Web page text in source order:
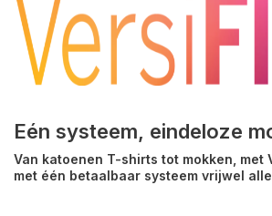
Eén systeem, eindeloze
Van katoenen T-shirts tot mokken, met
met één betaalbaar systeem vrijwel